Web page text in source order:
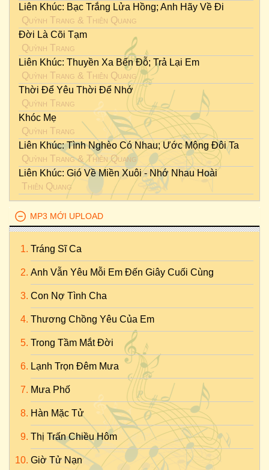
Liên Khúc: Bạc Trắng Lửa Hồng; Anh Hãy Về Đi
Quỳnh Trang & Thiên Quang
Đời Là Cõi Tạm
Quỳnh Trang
Liên Khúc: Thuyền Xa Bến Đỗ; Trả Lại Em
Quỳnh Trang & Thiên Quang
Thời Để Yêu Thời Để Nhớ
Quỳnh Trang
Khóc Mẹ
Quỳnh Trang
Liên Khúc: Tình Nghèo Có Nhau; Ước Mộng Đôi Ta
Quỳnh Trang& Thiên Quang
Liên Khúc: Gió Về Miền Xuôi - Nhớ Nhau Hoài
Thiên Quang
MP3 MỚI UPLOAD
Tráng Sĩ Ca
Anh Vẫn Yêu Mỗi Em Đến Giây Cuối Cùng
Con Nợ Tình Cha
Thương Chồng Yêu Của Em
Trong Tầm Mắt Đời
Lạnh Trọn Đêm Mưa
Mưa Phố
Hàn Mặc Tử
Thị Trấn Chiều Hôm
Giờ Tử Nạn